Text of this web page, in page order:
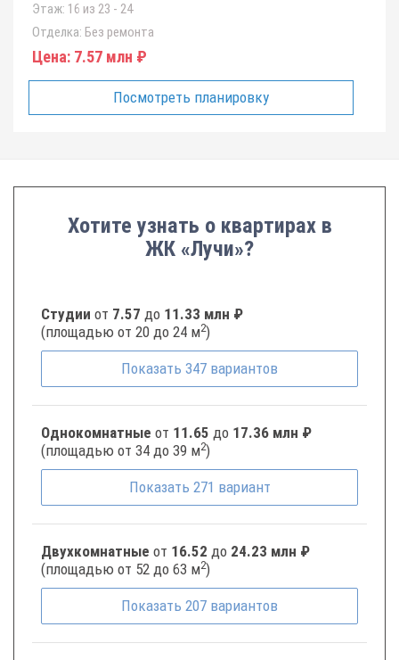
Этаж: 16 из 23 - 24
Отделка: Без ремонта
Цена: 7.57 млн ₽
Посмотреть планировку
Хотите узнать о квартирах в
ЖК «Лучи»?
Студии от 7.57 до 11.33 млн ₽
(площадью от 20 до 24 м2)
Показать 347 вариантов
Однокомнатные от 11.65 до 17.36 млн ₽
(площадью от 34 до 39 м2)
Показать 271 вариант
Двухкомнатные от 16.52 до 24.23 млн ₽
(площадью от 52 до 63 м2)
Показать 207 вариантов